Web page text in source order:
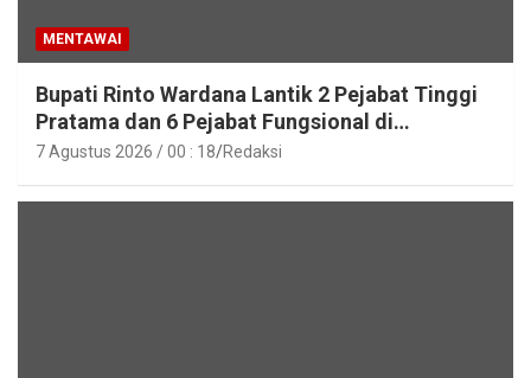
MENTAWAI
Bupati Rinto Wardana Lantik 2 Pejabat Tinggi
Pratama dan 6 Pejabat Fungsional di
Lingkungan Pemkab Kepulauan Mentawai
7 Agustus 2026 / 00 : 18 Redaksi